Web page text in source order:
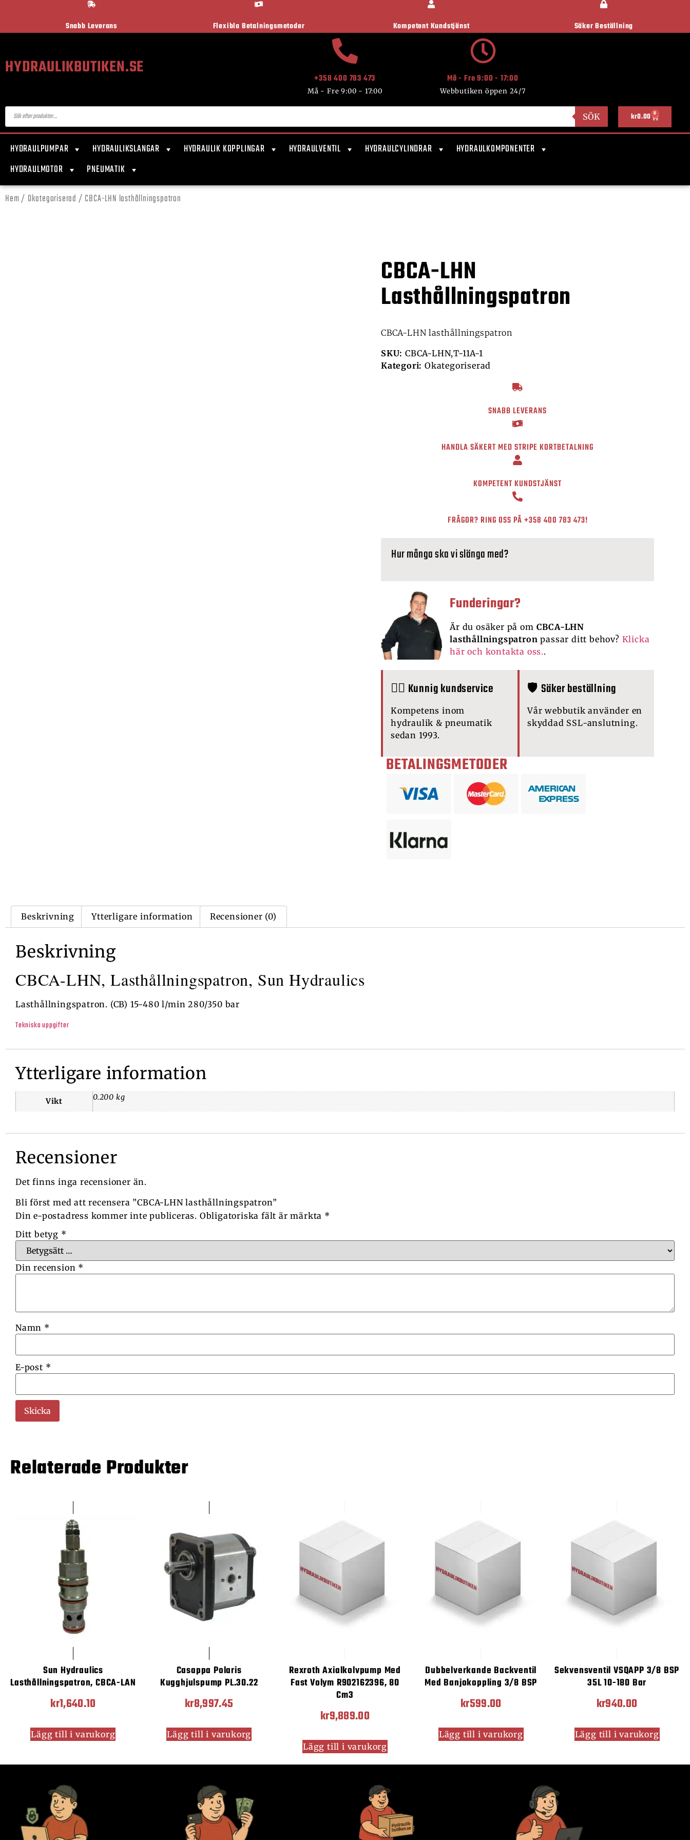
Snabb Leverans Flexibla Betalningsmetoder Kompetent Kundstjänst Säker Beställning
HYDRAULIKBUTIKEN.SE +358 400 783 473
Må - Fre 9:00 - 17:00
Må - Fre 9:00 - 17:00
Webbutiken öppen 24/7
SÖK kr0.00 0
HYDRAULPUMPAR HYDRAULIKSLANGAR HYDRAULIK KOPPLINGAR HYDRAULVENTIL HYDRAULCYLINDRAR
HYDRAULKOMPONENTER
HYDRAULMOTOR
PNEUMATIK
Hem/ Okategoriserad / CBCA-LHN lasthållningspatron
CBCA-LHN
Lasthållningspatron
CBCA-LHN lasthållningspatron
SKU: CBCA-LHN,T-11A-1
Kategori: Okategoriserad
SNABB LEVERANS
HANDLA SÄKERT MED STRIPE KORTBETALNING
KOMPETENT KUNDSTJÄNST
FRÅGOR? RING OSS PÅ+358 400 783 473!
Hur många ska vi slänga med?
Funderingar?
Är du osäker på om CBCA-LHN
lasthållningspatronpassar ditt behov? Klicka
här och kontakta oss..
🙋‍♂️ Kunnig kundservice
Kompetens inom
hydraulik & pneumatik
sedan 1993.
🛡️ Säker beställning
Vår webbutik använder en
skyddad SSL-anslutning.
BETALINGSMETODER
Beskrivning Ytterligare information Recensioner (0)
Beskrivning
CBCA-LHN, Lasthållningspatron, Sun Hydraulics
Lasthållningspatron. (CB) 15-480 l/min 280/350 bar
Tekniska uppgifter
Ytterligare information
Vikt 0.200 kg
Recensioner
Det finns inga recensioner än.
Bli först med att recensera ”CBCA-LHN lasthållningspatron”
Din e-postadress kommer inte publiceras. Obligatoriska fält är märkta *
Ditt betyg *
Din recension *
Namn *
E-post *
Relaterade Produkter
Sun Hydraulics
Lasthållningspatron, CBCA-LAN
kr1,640.10
Lägg till i varukorg
Casappa Polaris
Kugghjulspump PL.30.22
kr8,997.45
Lägg till i varukorg
Rexroth Axialkolvpump Med
Fast Volym R902162396, 80
Cm3
kr9,889.00
Lägg till i varukorg
Dubbelverkande Backventil
Med Banjokoppling 3/8 BSP
kr599.00
Lägg till i varukorg
Sekvensventil VSQAPP 3/8 BSP
35L 10-180 Bar
kr940.00
Lägg till i varukorg